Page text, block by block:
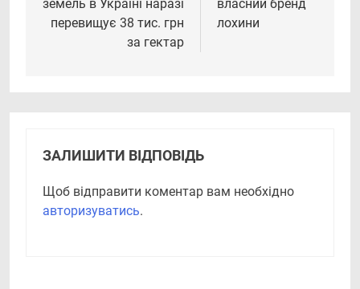
земель в Україні наразі
перевищує 38 тис. грн
за гектар
власний бренд
лохини
ЗАЛИШИТИ ВІДПОВІДЬ
Щоб відправити коментар вам необхідно
авторизуватись.